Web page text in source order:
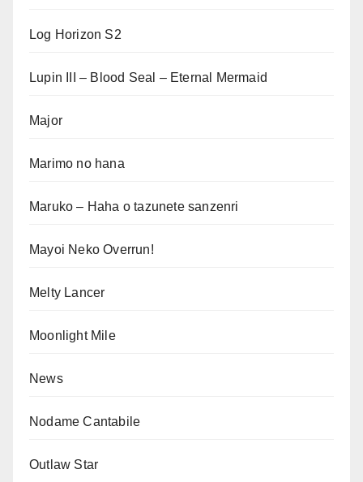
Log Horizon S2
Lupin III – Blood Seal – Eternal Mermaid
Major
Marimo no hana
Maruko – Haha o tazunete sanzenri
Mayoi Neko Overrun!
Melty Lancer
Moonlight Mile
News
Nodame Cantabile
Outlaw Star